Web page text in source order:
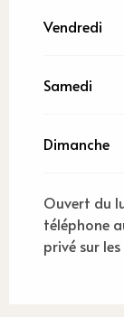
Vendredi
Samedi
Dimanche
Ouvert du
téléphone
privé sur